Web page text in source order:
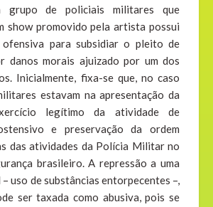
grupo de policiais militares que
show promovido pela artista possui
ofensiva para subsidiar o pleito de
danos morais ajuizado por um dos
Inicialmente, fixa-se que, no caso
estavam na apresentação da
legítimo da atividade de
e preservação da ordem
das atividades da Polícia Militar no
brasileiro. A repressão a uma
uso de substâncias entorpecentes –,
ser taxada como abusiva, pois se